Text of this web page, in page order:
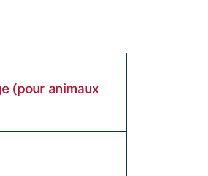
(pour animaux